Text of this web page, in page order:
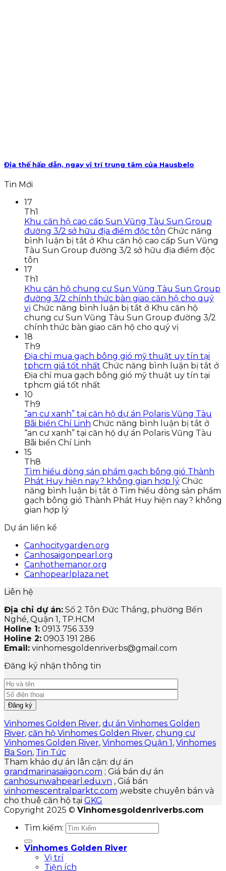
Địa thế hấp dẫn, ngay vị trí trung tâm của Hausbelo
Tin Mới
17
Th1
Khu căn hộ cao cấp Sun Vũng Tàu Sun Group
đường 3/2 sở hữu địa điểm độc tôn Chức năng
bình luận bị tắt ở Khu căn hộ cao cấp Sun Vũng
Tàu Sun Group đường 3/2 sở hữu địa điểm độc
tôn
17
Th1
Khu căn hộ chung cư Sun Vũng Tàu Sun Group
đường 3/2 chính thức bàn giao căn hộ cho quý
vị Chức năng bình luận bị tắt ở Khu căn hộ
chung cư Sun Vũng Tàu Sun Group đường 3/2
chính thức bàn giao căn hộ cho quý vị
18
Th9
Địa chỉ mua gạch bông gió mỹ thuật uy tín tại
tphcm giá tốt nhất Chức năng bình luận bị tắt ở
Địa chỉ mua gạch bông gió mỹ thuật uy tín tại
tphcm giá tốt nhất
10
Th9
“an cư xanh” tại căn hộ dự án Polaris Vũng Tàu
Bãi biển Chí Linh Chức năng bình luận bị tắt ở
“an cư xanh” tại căn hộ dự án Polaris Vũng Tàu
Bãi biển Chí Linh
15
Th8
Tìm hiểu dòng sản phẩm gạch bông gió Thành
Phát Huy hiện nay? không gian hợp lý Chức
năng bình luận bị tắt ở Tìm hiểu dòng sản phẩm
gạch bông gió Thành Phát Huy hiện nay? không
gian hợp lý
Dự án liền kề
Canhocitygarden.org
Canhosaigonpearl.org
Canhothemanor.org
Canhopearlplaza.net
Liên hệ
Địa chỉ dự án: Số 2 Tôn Đức Thắng, phường Bến
Nghé, Quận 1, TP.HCM
Holine 1: 0913 756 339
Holine 2: 0903 191 286
Email: vinhomesgoldenriverbs@gmail.com
Đăng ký nhận thông tin
Vinhomes Golden River, dự án Vinhomes Golden
River, căn hộ Vinhomes Golden River, chung cư
Vinhomes Golden River, Vinhomes Quận 1 , Vinhomes
Ba Son, Tin Tức
Tham khảo dự án lân cận: dự án
grandmarinasaiigon.com ; Giá bán dự án
canhosunwahpearl.edu.vn , Giá bán
vinhomescentralparktc.com ,website chuyên bán và
cho thuê căn hộ tại GKG
Copyright 2025 © Vinhomesgoldenriverbs.com
Tìm kiếm:
Vinhomes Golden River
Vị trí
Tiện ích